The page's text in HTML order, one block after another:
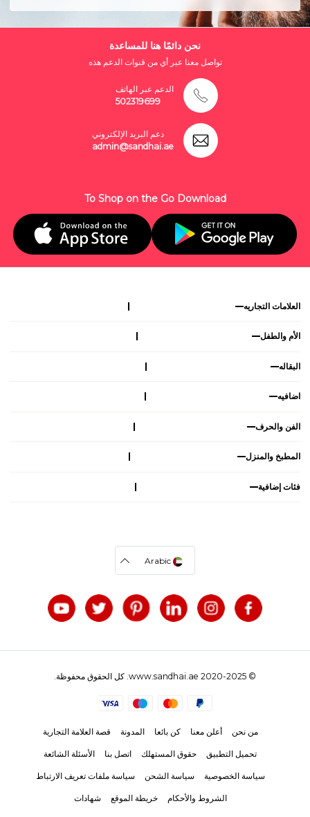
نحن دائمًا هنا للمساعدة
تواصل معنا عبر أي من قنوات الدعم هذه
الدعم عبر الهاتف
502319699
دعم البريد الإلكتروني
admin@sandhai.ae
To Shop on the Go Download
العلامات التجاريه
الأم والطفل
البقاله
اضافيه
الفن والحرف
المطبخ والمنزل
فئات إضافية
Arabic
© 2020-2025 www.sandhai.ae. كل الحقوق محفوظة.
من نحن أعلن معنا كن بائعا المدونة قصة العلامة التجارية
تحميل التطبيق حقوق المستهلك اتصل بنا الأسئلة الشائعة
سياسة الخصوصية سياسة الشحن سياسة ملفات تعريف الارتباط
الشروط والأحكام خريطة الموقع شهادات